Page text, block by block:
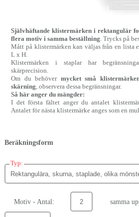
Självhäftande klistermärken i rektangulär
flera motiv i samma beställning. Trycks på
Mått på klistermärken kan väljas från en lista
L x H.
Klistermärken i staplar har
skärprecision.
Om du behöver mycket små
skärning, observera dessa begränsningar.
Så här anger du mängder:
I det första fältet anger du antalet
Antalet för nästa klistermärke anges som en
Beräkningsform
Typ:
Motiv - Antal: samma